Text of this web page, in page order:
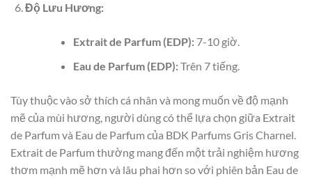
Độ Lưu Hương:
Extrait de Parfum (EDP):7-10 giờ.
Eau de Parfum (EDP):Trên 7 tiếng.
Tùy thuộc vào sở thích cá nhân và mong muốn về độ mạnh
mẽ của mùi hương, người dùng có thể lựa chọn giữa Extrait
de Parfum và Eau de Parfum của BDK Parfums Gris Charnel.
Extrait de Parfum thường mang đến một trải nghiệm hương
thơm mạnh mẽ hơn và lâu phai hơn so với phiên bản Eau de